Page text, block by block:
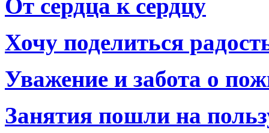
От сердца к сердцу
Хочу поделиться
Уважение и забота о
Занятия пошли на